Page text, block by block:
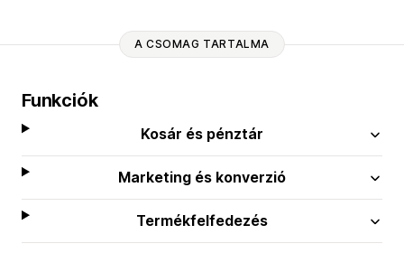
A CSOMAG TARTALMA
Funkciók
Kosár és pénztár
Marketing és konverzió
Termékfelfedezés